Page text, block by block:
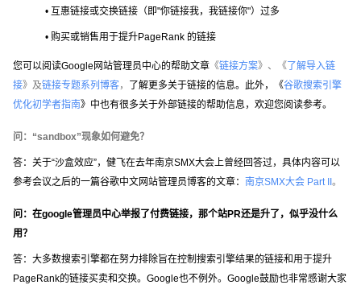
• 互惠链接或交换链接（即"你链接我，我链接你"）过多
• 购买或销售用于提升PageRank 的链接
您可以阅读Google网站管理员中心的帮助文章 《链接方案》、《 了解导入链
接》及链接专题系列博客， 了解更多关于链接的信息。此外，《谷歌搜索引擎
优化初学者指南》中也有很多关于外部链接的帮助信息，欢迎您阅读参考。
问：“sandbox”现象如何避免？
答：关于“沙盒效应”，健飞在去年南京SMX大会上曾经回答过，具体内容可以
参考会议之后的一篇谷歌中文网站管理员博客的文章： 南京SMX大会 Part II 。
问：在google管理员中心举报了付费链接，那个站PR还是升了，似乎没什么
用？
答：大多数搜索引擎都在努力排除旨在控制搜索引擎结果的链接和用于提升
PageRank的链接买卖和交换。Google也不例外。Google鼓励也非常感谢大家